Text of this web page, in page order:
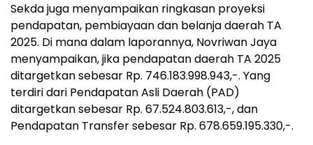
Sekda juga menyampaikan ringkasan proyeksi
pendapatan, pembiayaan dan belanja daerah TA
2025. Di mana dalam laporannya, Novriwan Jaya
menyampaikan, jika pendapatan daerah TA 2025
ditargetkan sebesar Rp. 746.183.998.943,-. Yang
terdiri dari Pendapatan Asli Daerah (PAD)
ditargetkan sebesar Rp. 67.524.803.613,-, dan
Pendapatan Transfer sebesar Rp. 678.659.195.330,-.